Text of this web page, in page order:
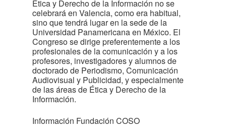
Ética y Derecho de la Información no se
celebrará en Valencia, como era habitual,
sino que tendrá lugar en la sede de la
Universidad Panamericana en México. El
Congreso se dirige preferentemente a los
profesionales de la comunicación y a los
profesores, investigadores y alumnos de
doctorado de Periodismo, Comunicación
Audiovisual y Publicidad, y especialmente
de las áreas de Ética y Derecho de la
Información.
Información Fundación COSO